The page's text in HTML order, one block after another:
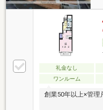
礼金なし
ワンルーム
創業50年以上×管理